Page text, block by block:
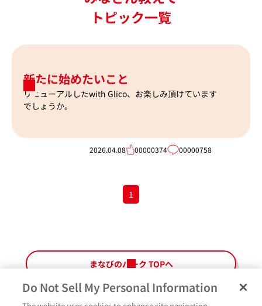
トピック一覧
新たに始めたいこと
リニューアルしたwith Glico、お楽しみ頂けています
でしょうか。
2026.04.08 00000374 00000758
1
まなびのパーク TOPへ
Do Not Sell My Personal Information